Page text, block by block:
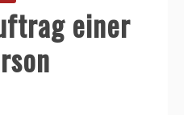
einer